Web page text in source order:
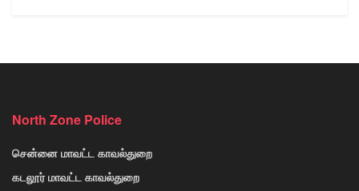
North Zone Police
சென்னை மாவட்ட காவல்துறை
கடலூர் மாவட்ட காவல்துறை